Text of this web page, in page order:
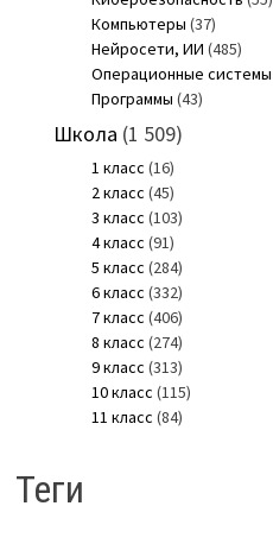
Компьютеры (37)
Нейросети, ИИ (485)
Операционные системы
Программы (43)
Школа (1 509)
1 класс (16)
2 класс (45)
3 класс (103)
4 класс (91)
5 класс (284)
6 класс (332)
7 класс (406)
8 класс (274)
9 класс (313)
10 класс (115)
11 класс (84)
Теги